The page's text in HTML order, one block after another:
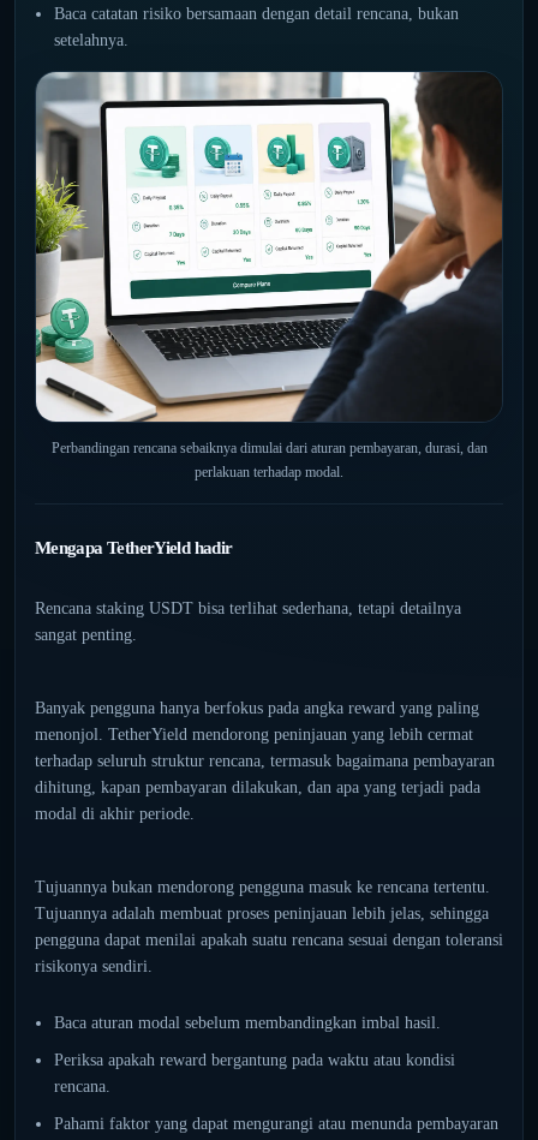
Baca catatan risiko bersamaan dengan detail rencana, bukan
setelahnya.
Perbandingan rencana sebaiknya dimulai dari aturan pembayaran, durasi, dan
perlakuan terhadap modal.
Mengapa TetherYield hadir
Rencana staking USDT bisa terlihat sederhana, tetapi detailnya
sangat penting.
Banyak pengguna hanya berfokus pada angka reward yang paling
menonjol. TetherYield mendorong peninjauan yang lebih cermat
terhadap seluruh struktur rencana, termasuk bagaimana pembayaran
dihitung, kapan pembayaran dilakukan, dan apa yang terjadi pada
modal di akhir periode.
Tujuannya bukan mendorong pengguna masuk ke rencana tertentu.
Tujuannya adalah membuat proses peninjauan lebih jelas, sehingga
pengguna dapat menilai apakah suatu rencana sesuai dengan toleransi
risikonya sendiri.
Baca aturan modal sebelum membandingkan imbal hasil.
Periksa apakah reward bergantung pada waktu atau kondisi
rencana.
Pahami faktor yang dapat mengurangi atau menunda pembayaran